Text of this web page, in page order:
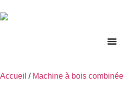
Accueil / Machine à bois combinée